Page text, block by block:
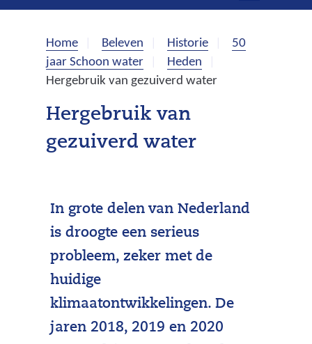
e
k
e
i
l
a
p
e
n
Home Beleven Historie
50
jaar Schoon water
Heden
Hergebruik van gezuiverd water
Hergebruik van
gezuiverd water
In grote delen van Nederland
is droogte een serieus
probleem, zeker met de
huidige
klimaatontwikkelingen. De
jaren 2018, 2019 en 2020